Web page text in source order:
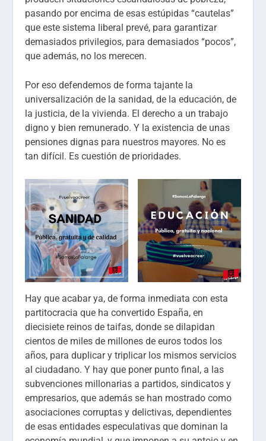
pasando por encima de esas estúpidas “cautelas”
que este sistema liberal prevé, para garantizar
demasiados privilegios, para demasiados “pocos”,
que además, no los merecen.
Por eso defendemos de forma tajante la
universalización de la sanidad, de la educación, de
la justicia, de la vivienda. El derecho a un trabajo
digno y bien remunerado. Y la existencia de unas
pensiones dignas para nuestros mayores. No es
tan difícil. Es cuestión de prioridades.
Hay que acabar ya, de forma inmediata con esta
partitocracia que ha convertido España, en
diecisiete reinos de taifas, donde se dilapidan
cientos de miles de millones de euros todos los
años, para duplicar y triplicar los mismos servicios
al ciudadano. Y hay que poner punto final, a las
subvenciones millonarias a partidos, sindicatos y
empresarios, que además se han mostrado como
asociaciones corruptas y delictivas, dependientes
de esas entidades especulativas que dominan la